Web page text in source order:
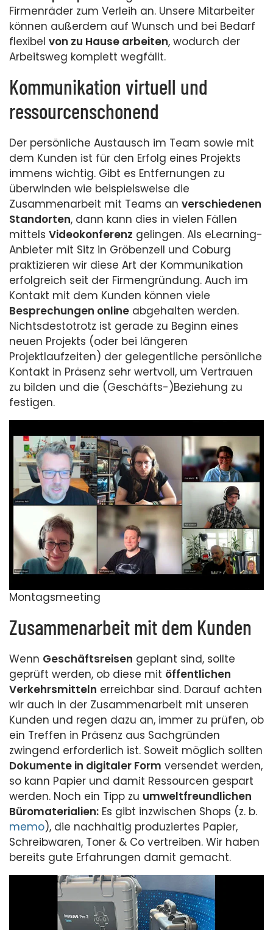
Firmenräder zum Verleih an. Unsere Mitarbeiter
können außerdem auf Wunsch und bei Bedarf
flexibel von zu Hause arbeiten, wodurch der
Arbeitsweg komplett wegfällt.
Kommunikation virtuell und
ressourcenschonend
Der persönliche Austausch im Team sowie mit
dem Kunden ist für den Erfolg eines Projekts
immens wichtig. Gibt es Entfernungen zu
überwinden wie beispielsweise die
Zusammenarbeit mit Teams an verschiedenen
Standorten, dann kann dies in vielen Fällen
mittels Videokonferenz gelingen. Als eLearning-
Anbieter mit Sitz in Gröbenzell und Coburg
praktizieren wir diese Art der Kommunikation
erfolgreich seit der Firmengründung. Auch im
Kontakt mit dem Kunden können viele
Besprechungen online abgehalten werden.
Nichtsdestotrotz ist gerade zu Beginn eines
neuen Projekts (oder bei längeren
Projektlaufzeiten) der gelegentliche persönliche
Kontakt in Präsenz sehr wertvoll, um Vertrauen
zu bilden und die (Geschäfts-)Beziehung zu
festigen.
Montagsmeeting
Zusammenarbeit mit dem Kunden
Wenn Geschäftsreisen geplant sind, sollte
geprüft werden, ob diese mit öffentlichen
Verkehrsmitteln erreichbar sind. Darauf achten
wir auch in der Zusammenarbeit mit unseren
Kunden und regen dazu an, immer zu prüfen, ob
ein Treffen in Präsenz aus Sachgründen
zwingend erforderlich ist. Soweit möglich sollten
Dokumente in digitaler Form versendet werden,
so kann Papier und damit Ressourcen gespart
werden. Noch ein Tipp zu umweltfreundlichen
Büromaterialien: Es gibt inzwischen Shops (z. b.
memo), die nachhaltig produziertes Papier,
Schreibwaren, Toner & Co vertreiben. Wir haben
bereits gute Erfahrungen damit gemacht.